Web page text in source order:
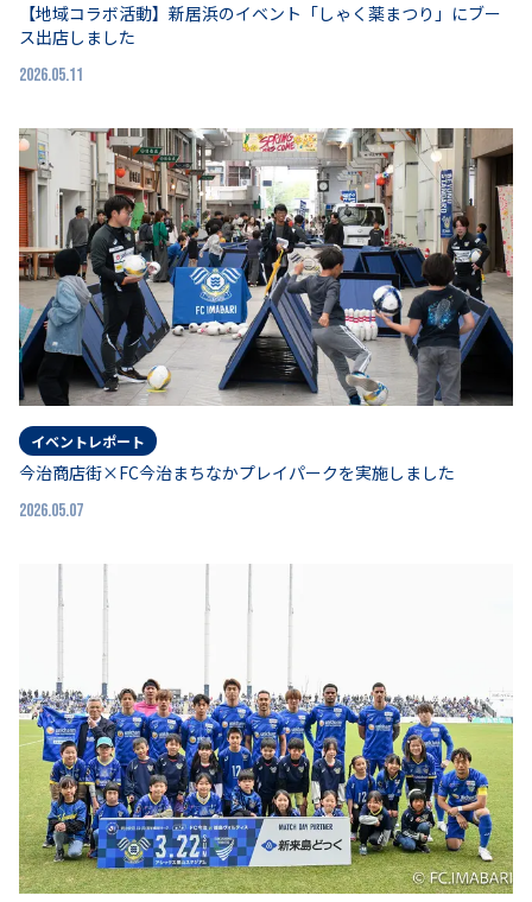
【地域コラボ活動】新居浜のイベント「しゃく薬まつり」にブー
ス出店しました
2026.05.11
イベントレポート
今治商店街×FC今治まちなかプレイパークを実施しました
2026.05.07